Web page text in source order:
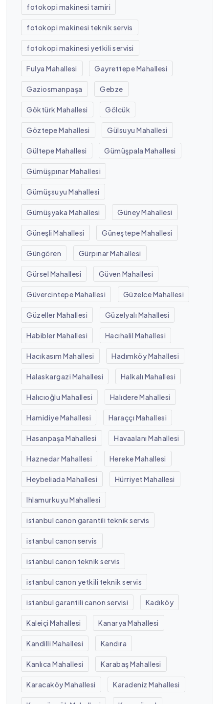
fotokopi makinesi tamiri
fotokopi makinesi teknik servis
fotokopi makinesi yetkili servisi
Fulya Mahallesi Gayrettepe Mahallesi
Gaziosmanpaşa Gebze
Göktürk Mahallesi Gölcük
Göztepe Mahallesi Gülsuyu Mahallesi
Gültepe Mahallesi Gümüşpala Mahallesi
Gümüşpınar Mahallesi
Gümüşsuyu Mahallesi
Gümüşyaka Mahallesi Güney Mahallesi
Güneşli Mahallesi Güneştepe Mahallesi
Güngören Gürpınar Mahallesi
Gürsel Mahallesi Güven Mahallesi
Güvercintepe Mahallesi Güzelce Mahallesi
Güzeller Mahallesi Güzelyalı Mahallesi
Habibler Mahallesi Hacıhalil Mahallesi
Hacıkasım Mahallesi Hadımköy Mahallesi
Halaskargazi Mahallesi Halkalı Mahallesi
Halıcıoğlu Mahallesi Halıdere Mahallesi
Hamidiye Mahallesi Haraççı Mahallesi
Hasanpaşa Mahallesi Havaalanı Mahallesi
Haznedar Mahallesi Hereke Mahallesi
Heybeliada Mahallesi Hürriyet Mahallesi
Ihlamurkuyu Mahallesi
istanbul canon garantili teknik servis
istanbul canon servis
istanbul canon teknik servis
istanbul canon yetkili teknik servis
istanbul garantili canon servisi Kadıköy
Kaleiçi Mahallesi Kanarya Mahallesi
Kandilli Mahallesi Kandıra
Kanlıca Mahallesi Karabaş Mahallesi
Karacaköy Mahallesi Karadeniz Mahallesi